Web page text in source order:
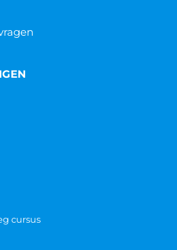
cursus